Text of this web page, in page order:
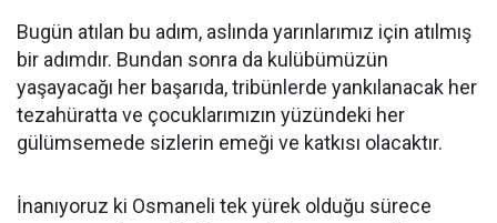
Bugün atılan bu adım, aslında yarınlarımız için atılmış
bir adımdır. Bundan sonra da kulübümüzün
yaşayacağı her başarıda, tribünlerde yankılanacak her
tezahüratta ve çocuklarımızın yüzündeki her
gülümsemede sizlerin emeği ve katkısı olacaktır.
İnanıyoruz ki Osmaneli tek yürek olduğu sürece